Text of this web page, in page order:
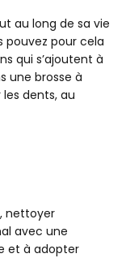
au long de sa vie
pouvez pour cela
qui s’ajoutent à
une brosse à
dents, au
nettoyer
avec une
et à adopter